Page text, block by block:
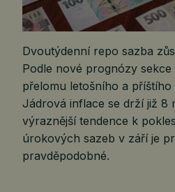
Dvoutýdenní repo sazba
Podle nové prognózy
přelomu letošního a
Jádrová inflace se drží již 8
výraznější tendence k
úrokových sazeb v září je
pravděpodobné.